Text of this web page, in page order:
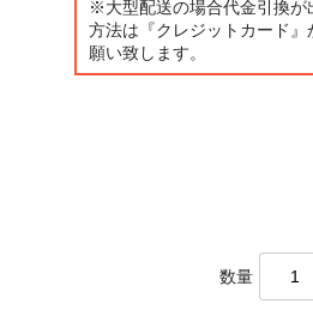
※大型配送の場合代金引換が
方法は『クレジットカード
願い致します。
数量